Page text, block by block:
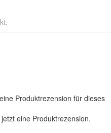
Produktrezension für dieses
eine Produktrezension.